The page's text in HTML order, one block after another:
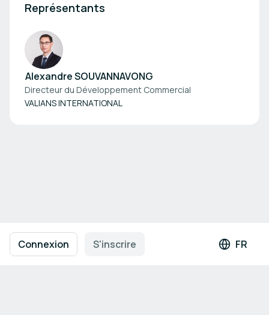
Connexion S'inscrire FR
Représentants
Alexandre SOUVANNAVONG
Directeur du Développement Commercial
VALIANS INTERNATIONAL
Navigation en pied de page
Conditions d'utilisationPolitique de confidentialité
Mentions légales